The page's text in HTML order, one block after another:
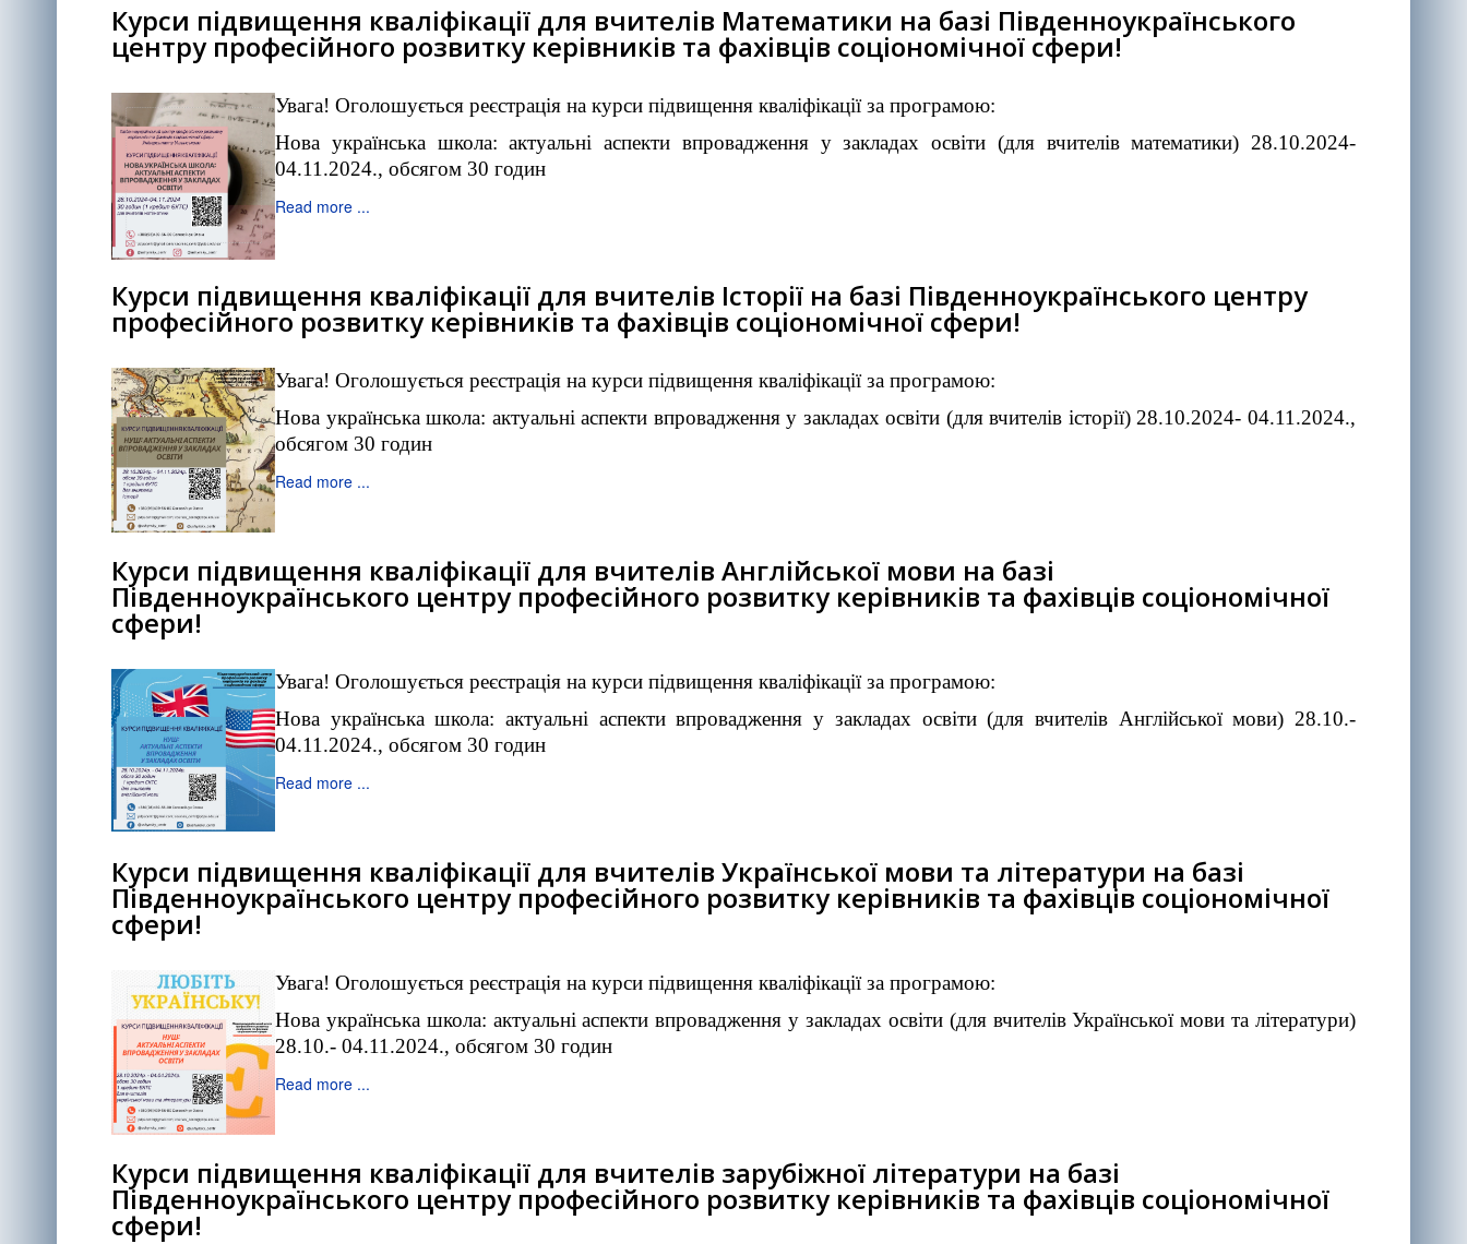
Курси підвищення кваліфікації для вчителів Математики на базі Південноукраїнського
центру професійного розвитку керівників та фахівців соціономічної сфери!
Увага! Оголошується реєстрація на курси підвищення кваліфікації за програмою:
Нова українська школа: актуальні аспекти впровадження у закладах освіти (для вчителів математики) 28.10.2024-
04.11.2024., обсягом 30 годин
Read more ...
Курси підвищення кваліфікації для вчителів Історії на базі Південноукраїнського центру
професійного розвитку керівників та фахівців соціономічної сфери!
Увага! Оголошується реєстрація на курси підвищення кваліфікації за програмою:
Нова українська школа: актуальні аспекти впровадження у закладах освіти (для вчителів історії) 28.10.2024- 04.11.2024.,
обсягом 30 годин
Read more ...
Курси підвищення кваліфікації для вчителів Англійської мови на базі
Південноукраїнського центру професійного розвитку керівників та фахівців соціономічної
сфери!
Увага! Оголошується реєстрація на курси підвищення кваліфікації за програмою:
Нова українська школа: актуальні аспекти впровадження у закладах освіти (для вчителів Англійської мови) 28.10.-
04.11.2024., обсягом 30 годин
Read more ...
Курси підвищення кваліфікації для вчителів Української мови та літератури на базі
Південноукраїнського центру професійного розвитку керівників та фахівців соціономічної
сфери!
Увага! Оголошується реєстрація на курси підвищення кваліфікації за програмою:
Нова українська школа: актуальні аспекти впровадження у закладах освіти (для вчителів Української мови та літератури)
28.10.- 04.11.2024., обсягом 30 годин
Read more ...
Курси підвищення кваліфікації для вчителів зарубіжної літератури на базі
Південноукраїнського центру професійного розвитку керівників та фахівців соціономічної
сфери!